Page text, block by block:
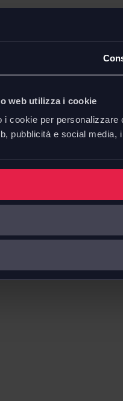
web utilizza i cookie
i cookie per
pubblicità e social media,